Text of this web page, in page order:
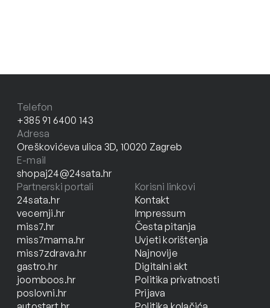
Telefon
+385 91 6400 143
Adresa
Oreškovićeva ulica 3D, 10020 Zagreb
E-mail
shopaj24@24sata.hr
Partnerski portali
24sata.hr
vecernji.hr
miss7.hr
miss7mama.hr
miss7zdrava.hr
gastro.hr
joomboos.hr
poslovni.hr
Korisni linkovi
Kontakt
Impressum
Česta pitanja
Uvjeti korištenja
Najnovije
Digitalni akt
Politika privatnosti
Prijava